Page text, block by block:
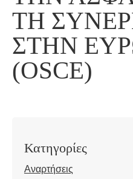
ΤΗ
ΣΤΗΝ
(OSCE)
Κατηγορίες
Αναρτήσεις